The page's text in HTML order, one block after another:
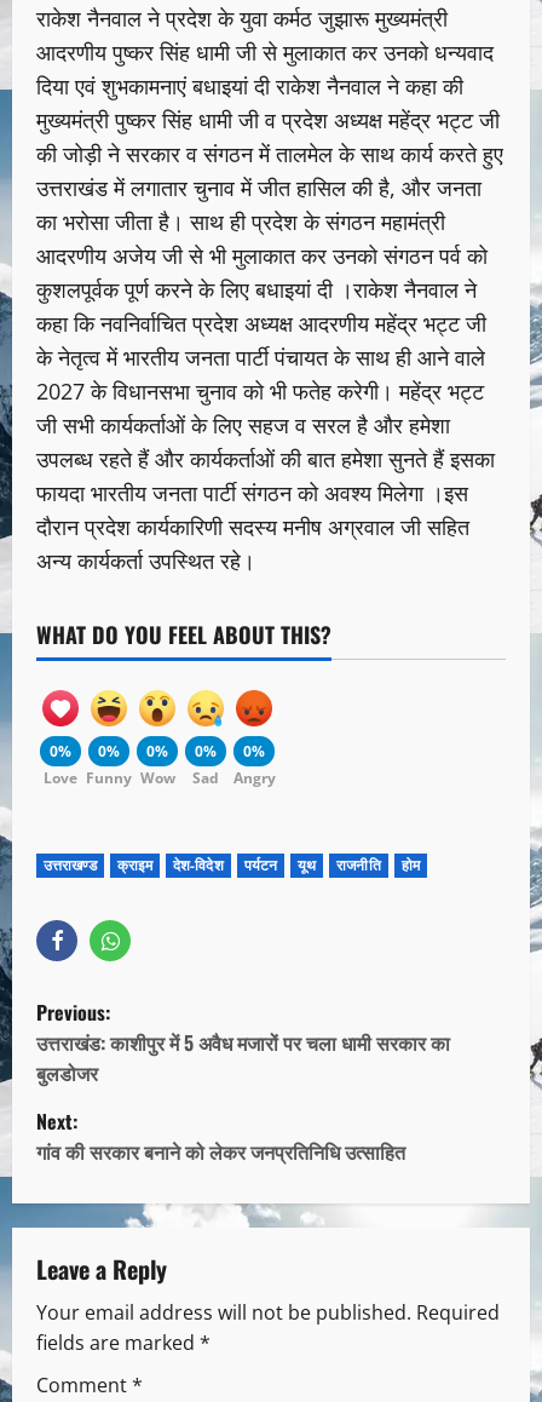
राकेश नैनवाल ने प्रदेश के युवा कर्मठ जुझारू मुख्यमंत्री
आदरणीय पुष्कर सिंह धामी जी से मुलाकात कर उनको धन्यवाद
दिया एवं शुभकामनाएं बधाइयां दी राकेश नैनवाल ने कहा की
मुख्यमंत्री पुष्कर सिंह धामी जी व प्रदेश अध्यक्ष महेंद्र भट्ट जी
की जोड़ी ने सरकार व संगठन में तालमेल के साथ कार्य करते हुए
उत्तराखंड में लगातार चुनाव में जीत हासिल की है, और जनता
का भरोसा जीता है। साथ ही प्रदेश के संगठन महामंत्री
आदरणीय अजेय जी से भी मुलाकात कर उनको संगठन पर्व को
कुशलपूर्वक पूर्ण करने के लिए बधाइयां दी ।राकेश नैनवाल ने
कहा कि नवनिर्वाचित प्रदेश अध्यक्ष आदरणीय महेंद्र भट्ट जी
के नेतृत्व में भारतीय जनता पार्टी पंचायत के साथ ही आने वाले
2027 के विधानसभा चुनाव को भी फतेह करेगी। महेंद्र भट्ट
जी सभी कार्यकर्ताओं के लिए सहज व सरल है और हमेशा
उपलब्ध रहते हैं और कार्यकर्ताओं की बात हमेशा सुनते हैं इसका
फायदा भारतीय जनता पार्टी संगठन को अवश्य मिलेगा ।इस
दौरान प्रदेश कार्यकारिणी सदस्य मनीष अग्रवाल जी सहित
अन्य कार्यकर्ता उपस्थित रहे।
WHAT DO YOU FEEL ABOUT THIS?
0%
Love
0%
Funny
0%
Wow
0%
Sad
0%
Angry
उत्तराखण्ड क्राइम देश-विदेश पर्यटन यूथ राजनीति होम
Previous:
उत्तराखंड: काशीपुर में 5 अवैध मजारों पर चला धामी सरकार का
बुलडोजर
Next:
गांव की सरकार बनाने को लेकर जनप्रतिनिधि उत्साहित
Leave a Reply
Your email address will not be published. Required
fields are marked *
Comment*